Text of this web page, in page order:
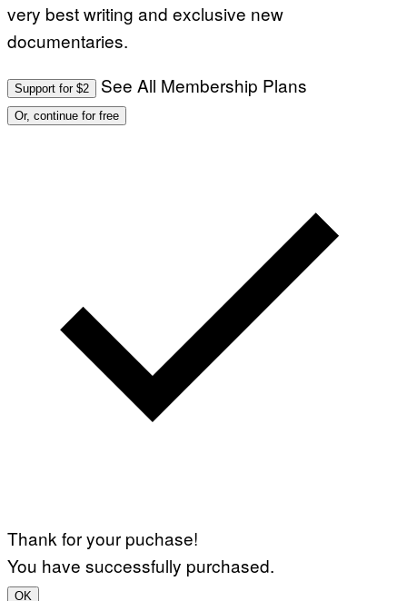
very best writing and exclusive new
documentaries.
Support for $2 See All Membership Plans
Or, continue for free
Thank for your puchase!
You have successfully purchased.
OK